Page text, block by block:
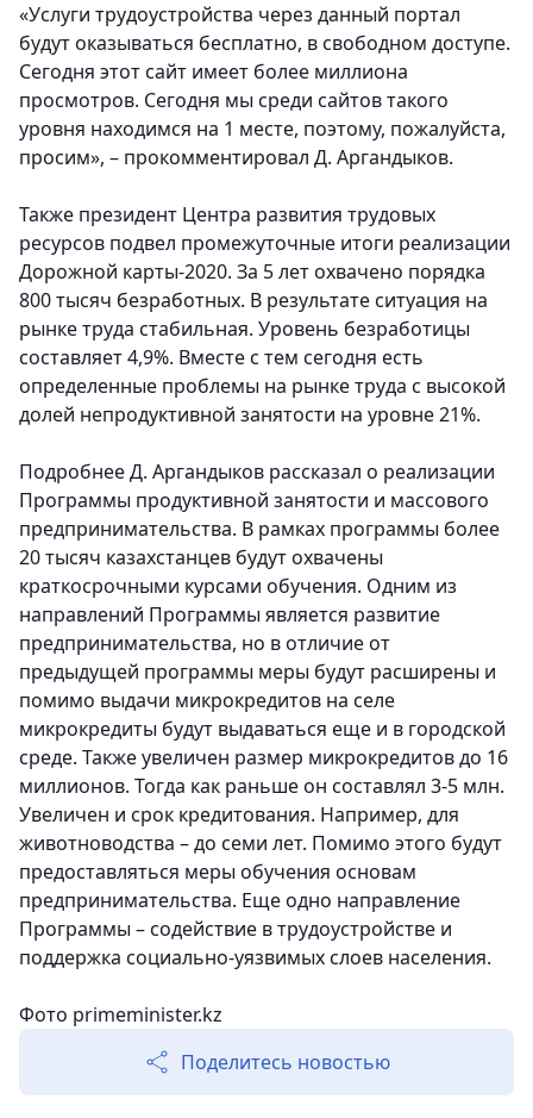
«Услуги трудоустройства через данный портал
будут оказываться бесплатно, в свободном доступе.
Сегодня этот сайт имеет более миллиона
просмотров. Сегодня мы среди сайтов такого
уровня находимся на 1 месте, поэтому, пожалуйста,
просим», – прокомментировал Д. Аргандыков.
Также президент Центра развития трудовых
ресурсов подвел промежуточные итоги реализации
Дорожной карты-2020. За 5 лет охвачено порядка
800 тысяч безработных. В результате ситуация на
рынке труда стабильная. Уровень безработицы
составляет 4,9%. Вместе с тем сегодня есть
определенные проблемы на рынке труда с высокой
долей непродуктивной занятости на уровне 21%.
Подробнее Д. Аргандыков рассказал о реализации
Программы продуктивной занятости и массового
предпринимательства. В рамках программы более
20 тысяч казахстанцев будут охвачены
краткосрочными курсами обучения. Одним из
направлений Программы является развитие
предпринимательства, но в отличие от
предыдущей программы меры будут расширены и
помимо выдачи микрокредитов на селе
микрокредиты будут выдаваться еще и в городской
среде. Также увеличен размер микрокредитов до 16
миллионов. Тогда как раньше он составлял 3-5 млн.
Увеличен и срок кредитования. Например, для
животноводства – до семи лет. Помимо этого будут
предоставляться меры обучения основам
предпринимательства. Еще одно направление
Программы – содействие в трудоустройстве и
поддержка социально-уязвимых слоев населения.
Фото primeminister.kz
Поделитесь новостью